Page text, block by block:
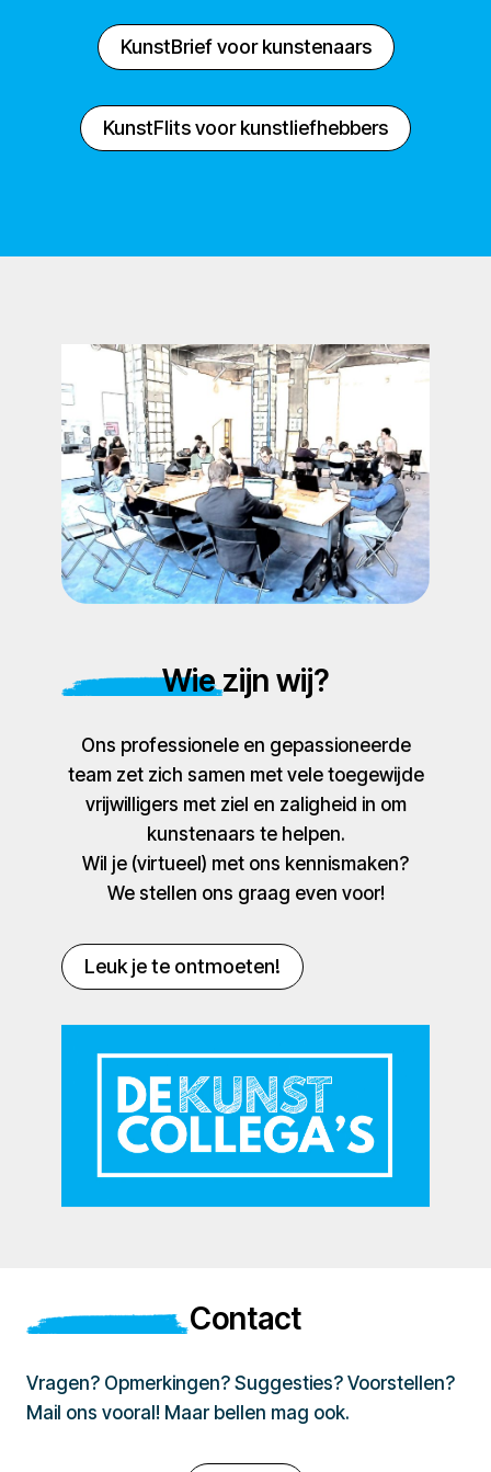
KunstBrief voor kunstenaars
KunstFlits voor kunstliefhebbers
Wie zijn wij?
Ons professionele en gepassioneerde
team zet zich samen met vele toegewijde
vrijwilligers met ziel en zaligheid in om
kunstenaars te helpen.
Wil je (virtueel) met ons kennismaken?
We stellen ons graag even voor!
Leuk je te ontmoeten!
Contact
Vragen? Opmerkingen? Suggesties? Voorstellen?
Mail ons vooral! Maar bellen mag ook.